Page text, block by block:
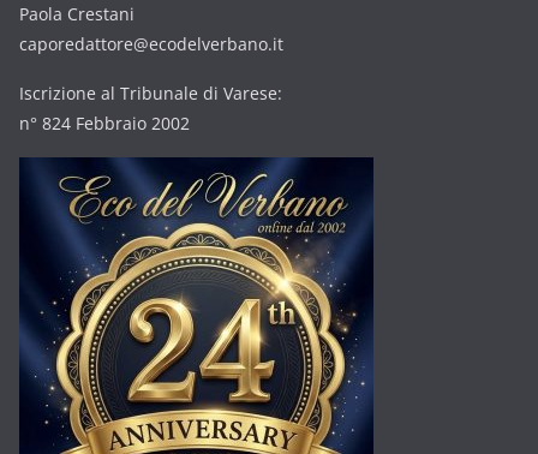
Paola Crestani
caporedattore@ecodelverbano.it
Iscrizione al Tribunale di Varese:
n° 824 Febbraio 2002